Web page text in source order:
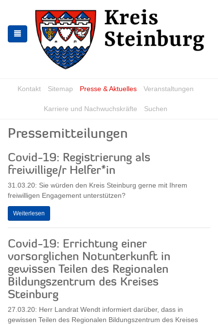
springen
springen
Kontakt Sitemap Presse & Aktuelles Veranstaltungen
Karriere und Nachwuchskräfte Suchen
Pressemitteilungen
Covid-19: Registrierung als
freiwillige/r Helfer*in
31.03.20: Sie würden den Kreis Steinburg gerne mit Ihrem
freiwilligen Engagement unterstützen?
Weiterlesen
Covid-19: Errichtung einer
vorsorglichen Notunterkunft in
gewissen Teilen des Regionalen
Bildungszentrum des Kreises
Steinburg
27.03.20: Herr Landrat Wendt informiert darüber, dass in
gewissen Teilen des Regionalen Bildungszentrum des Kreises